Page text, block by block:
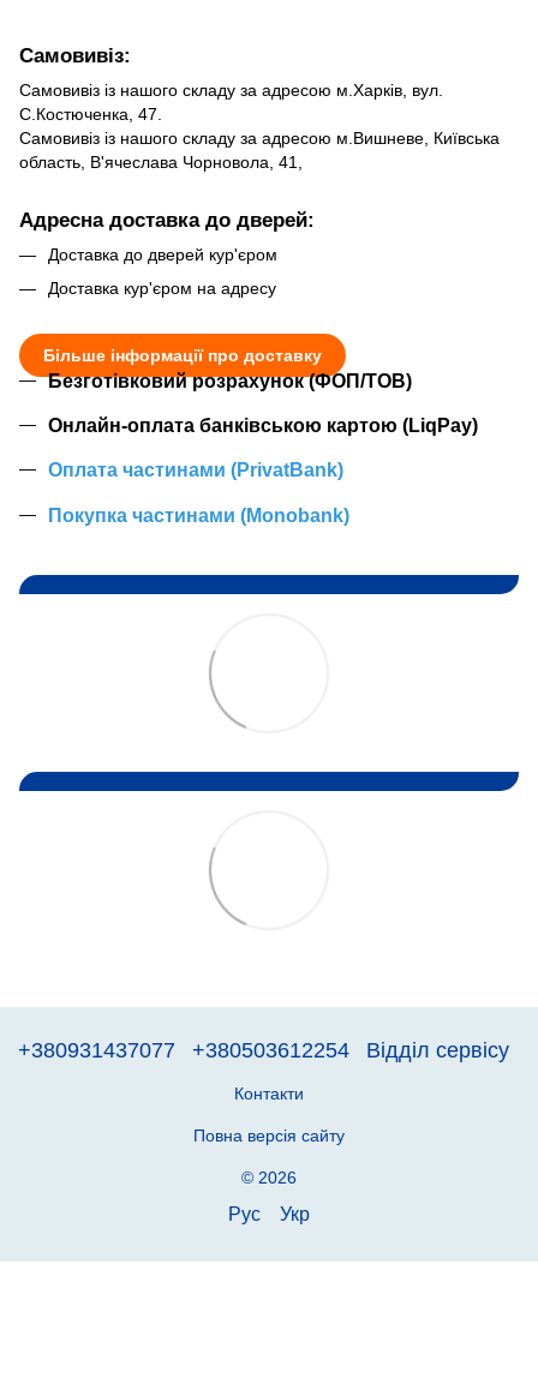
Самовивіз:
Самовивіз із нашого складу за адресою м.Харків, вул.
С.Костюченка, 47.
Самовивіз із нашого складу за адресою м.Вишневе, Київська
область, В'ячеслава Чорновола, 41,
Адресна доставка до дверей:
Доставка до дверей кур'єром
Доставка кур'єром на адресу
Більше інформації про доставку
Безготівковий розрахунок (ФОП/ТОВ)
Онлайн-оплата банківською картою (LiqPay)
Оплата частинами (PrivatBank)
Покупка частинами (Monobank)
+380931437077 +380503612254 Відділ сервісу
Контакти
Повна версія сайту
© 2026
Рус Укр